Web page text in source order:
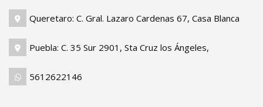
Queretaro: C. Gral. Lazaro Cardenas 67, Casa Blanca
Puebla: C. 35 Sur 2901, Sta Cruz los Ángeles,
5612622146